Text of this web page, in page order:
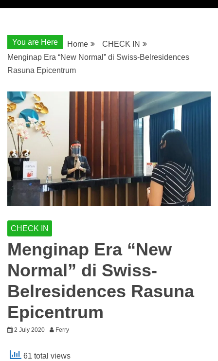
You are Here Home
CHECK IN
Menginap Era “New Normal” di Swiss-Belresidences
Rasuna Epicentrum
CHECK IN
Menginap Era “New
Normal” di Swiss-
Belresidences Rasuna
Epicentrum
2 July 2020 Ferry
61 total views